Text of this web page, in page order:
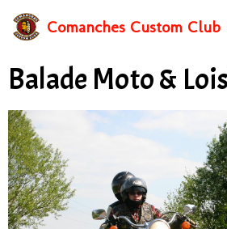
Comanches Custom Club
Balade Moto &